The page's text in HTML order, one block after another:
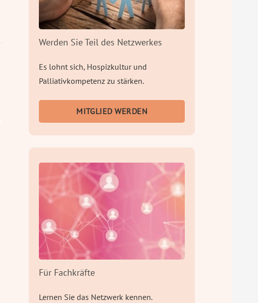
Werden Sie Teil des Netzwerkes
Es lohnt sich, Hospizkultur und
Palliativkompetenz zu stärken.
MITGLIED WERDEN
Für Fachkräfte
Lernen Sie das Netzwerk kennen.